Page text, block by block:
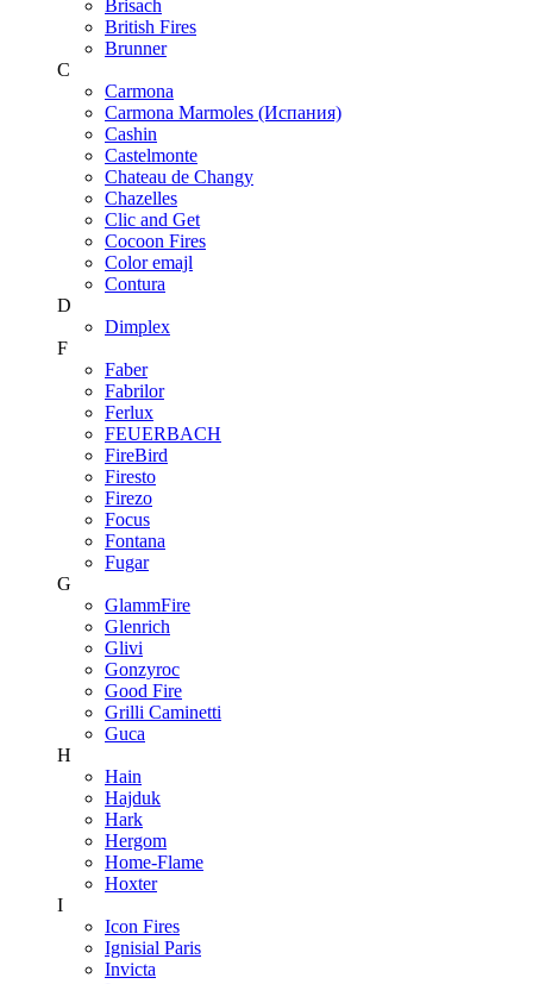
Brisach
British Fires
Brunner
C
Carmona
Carmona Marmoles (Испания)
Cashin
Castelmonte
Chateau de Changy
Chazelles
Clic and Get
Cocoon Fires
Color emajl
Contura
D
Dimplex
F
Faber
Fabrilor
Ferlux
FEUERBACH
FireBird
Firesto
Firezo
Focus
Fontana
Fugar
G
GlammFire
Glenrich
Glivi
Gonzyroc
Good Fire
Grilli Caminetti
Guca
H
Hain
Hajduk
Hark
Hergom
Home-Flame
Hoxter
I
Icon Fires
Ignisial Paris
Invicta